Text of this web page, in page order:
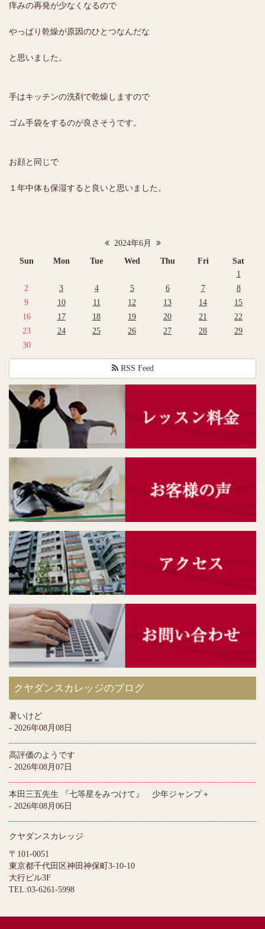
2024年6月
Sun
Mon Tue Wed Thu Fri
Sat
1
2
3 4 5 6 7
8
9
10 11 12 13 14
15
16
17 18 19 20 21
22
23
24 25 26 27 28
29
30
RSS Feed
クヤダンスカレッジのブログ
暑いけど
- 2026年08月08日
高評価のようです
- 2026年08月07日
本田三五先生 『七等星をみつけて』 少年ジャンプ＋
- 2026年08月06日
クヤダンスカレッジ
〒101-0051
東京都千代田区神田神保町3-10-10
大行ビル3F
TEL:03-6261-5998
痒みの再発が少なくなるので
やっぱり乾燥が原因のひとつなんだな
と思いました。
手はキッチンの洗剤で乾燥しますので
ゴム手袋をするのが良さそうです。
お顔と同じで
１年中体も保湿すると良いと思いました。